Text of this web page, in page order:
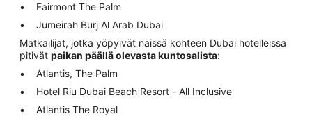
Fairmont The Palm
Jumeirah Burj Al Arab Dubai
Matkailijat, jotka yöpyivät näissä kohteen Dubai hotelleissa
pitivät paikan päällä olevasta kuntosalista:
Atlantis, The Palm
Hotel Riu Dubai Beach Resort - All Inclusive
Atlantis The Royal